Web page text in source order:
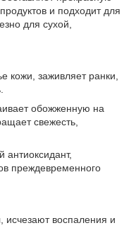
и подходит для
для сухой,
кожи, заживляет ранки,
обожженную на
свежесть,
антиоксидант,
преждевременного
воспаления и